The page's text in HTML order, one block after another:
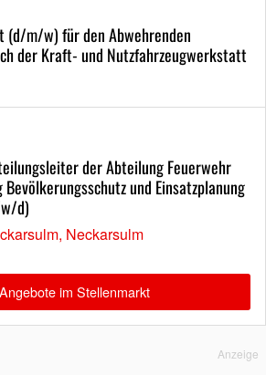
(d/m/w) für den Abwehrenden
der Kraft- und Nutzfahrzeugwerkstatt
der Abteilung Feuerwehr
und Einsatzplanung
d)
Neckarsulm
im Stellenmarkt
Anzeige